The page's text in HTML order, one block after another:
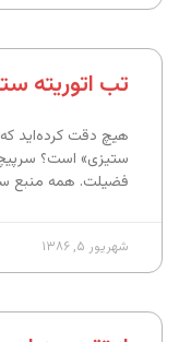
تب اتوریته‌
هیچ دقت کرده‌اید که
ستیزی» است؟
فضیلت. همه منبع
شهریور ۵, ۱۳۸۶